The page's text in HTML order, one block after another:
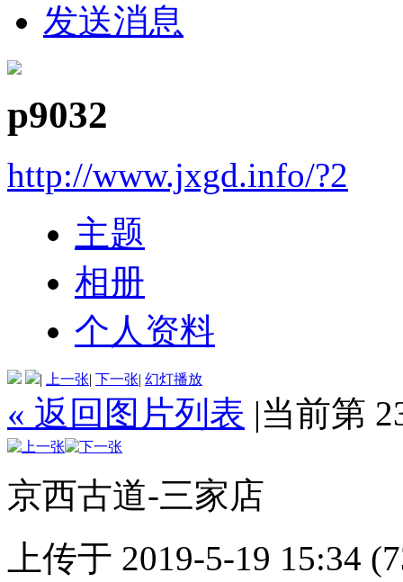
发送消息
p9032
http://www.jxgd.info/?2
主题
相册
个人资料
| 上一张| 下一张| 幻灯播放
« 返回图片列表 |当前第
京西古道-三家店
上传于 2019-5-19 15:34